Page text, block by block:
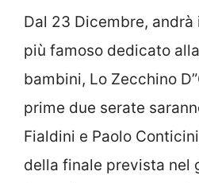
Dal 23 Dicembre, andrà
più famoso dedicato
bambini, Lo Zecchino
prime due serate
Fialdini e Paolo
della finale prevista nel